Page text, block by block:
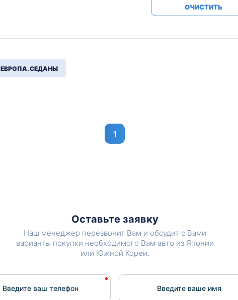
ОЧИСТИТЬ
ЕВРОПА. СЕДАНЫ
1
Оставьте заявку
Наш менеджер перезвонит Вам и обсудит с Вами
варианты покупки необходимого Вам авто из Японии
или Южной Кореи.
Введите ваш телефон Введите вашe имя